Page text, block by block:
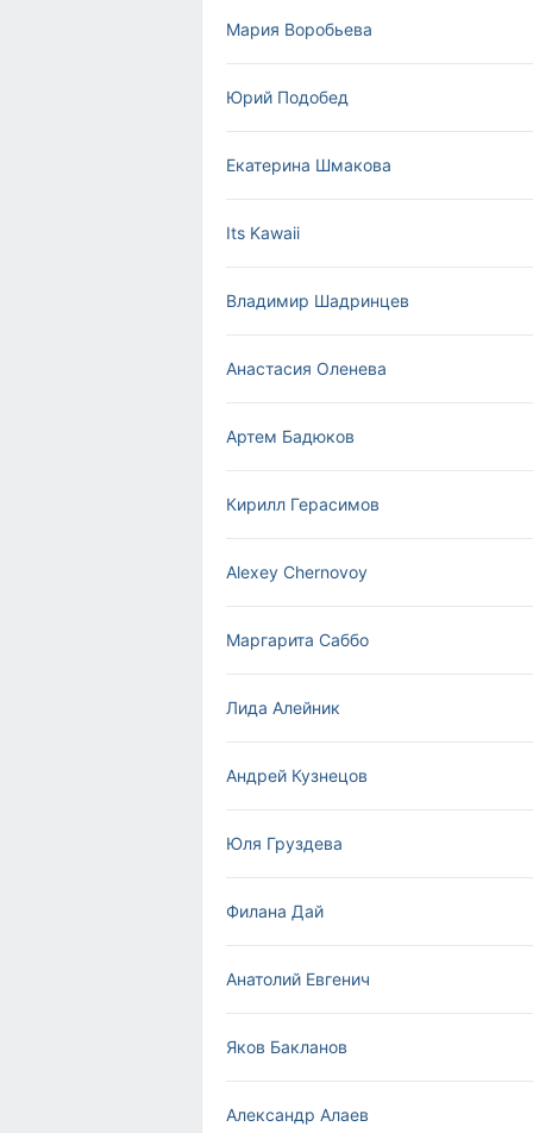
Мария Воробьева
Юрий Подобед
Екатерина Шмакова
Its Kawaii
Владимир Шадринцев
Анастасия Оленева
Артем Бадюков
Кирилл Герасимов
Alexey Chernovoy
Маргарита Саббо
Лида Алейник
Андрей Кузнецов
Юля Груздева
Филана Дай
Анатолий Евгенич
Яков Бакланов
Александр Алаев